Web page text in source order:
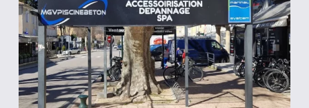
Piscine
béton
Malaucène